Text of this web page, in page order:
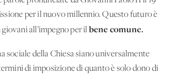
per il nuovo millennio. Questo futuro è
all’impegno per il bene comune.
sociale della Chiesa siano universalmente
di imposizione di quanto è solo dono di